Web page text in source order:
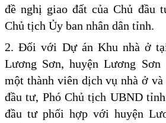
đề nghị giao đất của Chủ đầu
Chủ tịch Ủy ban nhân dân tỉnh.
2. Đối với Dự án Khu nhà ở
Lương Sơn, huyện Lương
một thành viên dịch vụ nhà ở
đầu tư, Phó Chủ tịch UBND
đầu tư phối hợp với huyện